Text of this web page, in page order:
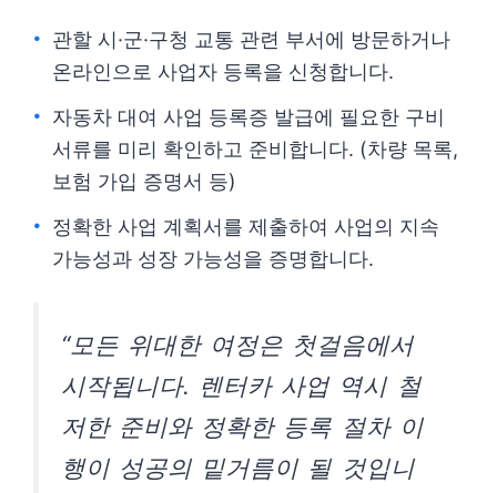
관할 시·군·구청 교통 관련 부서에 방문하거나
온라인으로 사업자 등록을 신청합니다.
자동차 대여 사업 등록증 발급에 필요한 구비
서류를 미리 확인하고 준비합니다. (차량 목록,
보험 가입 증명서 등)
정확한 사업 계획서를 제출하여 사업의 지속
가능성과 성장 가능성을 증명합니다.
“모든 위대한 여정은 첫걸음에서
시작됩니다. 렌터카 사업 역시 철
저한 준비와 정확한 등록 절차 이
행이 성공의 밑거름이 될 것입니